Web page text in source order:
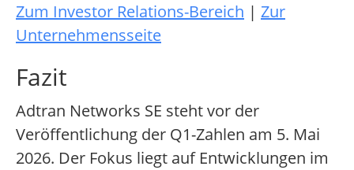
Zum Investor Relations-Bereich | Zur
Unternehmensseite
Fazit
Adtran Networks SE steht vor der
Veröffentlichung der Q1-Zahlen am 5. Mai
2026. Der Fokus liegt auf Entwicklungen im